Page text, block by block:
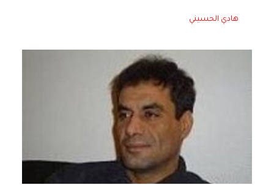
هادي الحسيني